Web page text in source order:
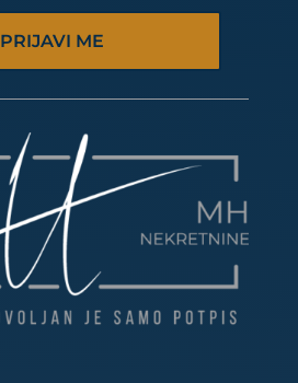
PRIJAVI ME